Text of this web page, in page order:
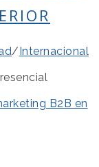
/ Internacional
B2B en